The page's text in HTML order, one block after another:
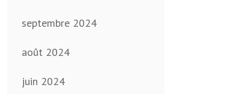
septembre 2024
août 2024
juin 2024